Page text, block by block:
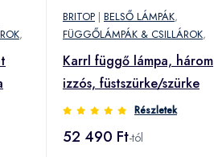
,
BRITOP | BELSŐ LÁMPÁK,
FÜGGŐLÁMPÁK & CSILLÁROK,
Karrl függő lámpa, három
izzós, füstszürke/szürke
Részletek
52 490 Ft-tól